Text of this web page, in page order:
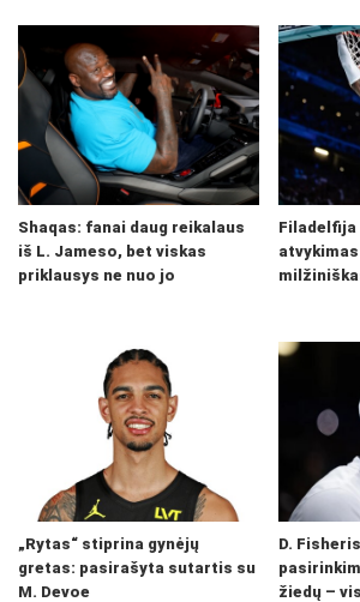
Shaqas: fanai daug reikalaus
iš L. Jameso, bet viskas
priklausys ne nuo jo
Filadelfija
„Rytas“ stiprina gynėjų
gretas: pasirašyta sutartis su
M. Devoe
D.
žiedų –